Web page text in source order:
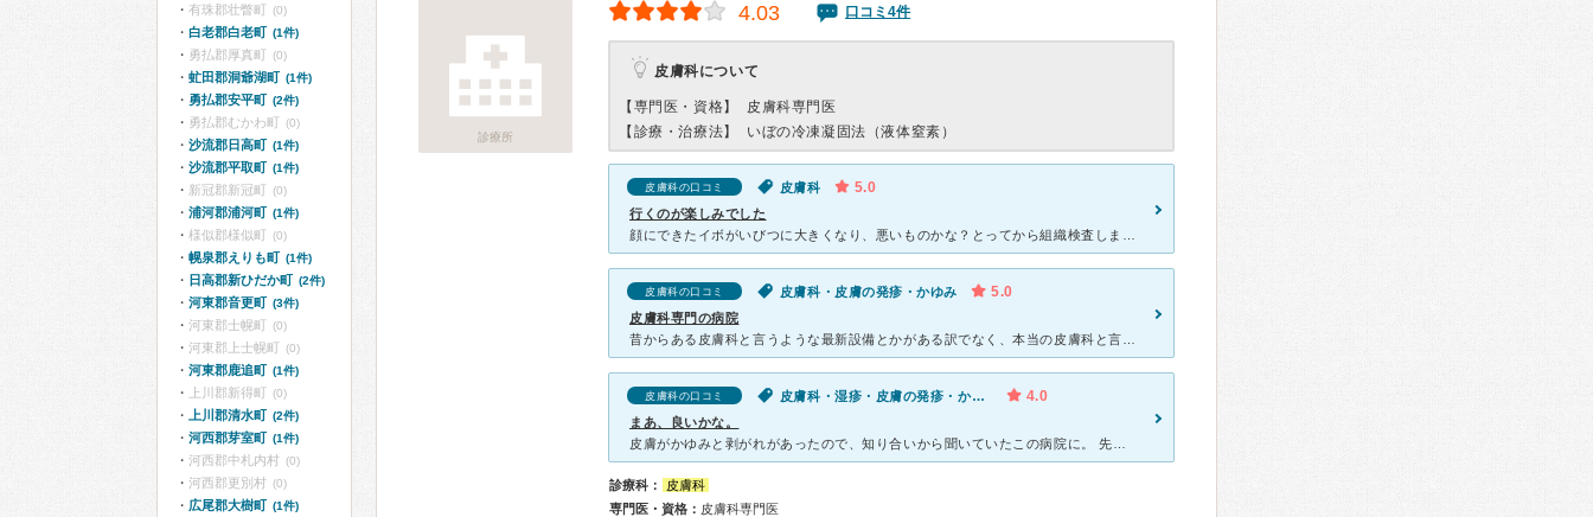
診療所
4.03 口コミ4件
皮膚科について
【専門医・資格】
皮膚科専門医
【診療・治療法】
いぼの冷凍凝固法（液体窒素）
皮膚科の口コミ 皮膚科 5.0
行くのが楽しみでした
皮膚科の口コミ 皮膚科・皮膚の発疹・かゆみ 5.0
皮膚科専門の病院
皮膚科の口コミ 皮膚科・湿疹・皮膚の発疹・かゆみ 4.0
まあ、良いかな。
診療科：
皮膚科
専門医・資格： 皮膚科専門医
有珠郡壮瞥町 (0)
白老郡白老町 (1件)
勇払郡厚真町 (0)
虻田郡洞爺湖町 (1件)
勇払郡安平町 (2件)
勇払郡むかわ町 (0)
沙流郡日高町 (1件)
沙流郡平取町 (1件)
新冠郡新冠町 (0)
浦河郡浦河町 (1件)
様似郡様似町 (0)
幌泉郡えりも町 (1件)
日高郡新ひだか町 (2件)
河東郡音更町 (3件)
河東郡士幌町 (0)
河東郡上士幌町 (0)
河東郡鹿追町 (1件)
上川郡新得町 (0)
上川郡清水町 (2件)
河西郡芽室町 (1件)
河西郡中札内村 (0)
河西郡更別村 (0)
広尾郡大樹町 (1件)